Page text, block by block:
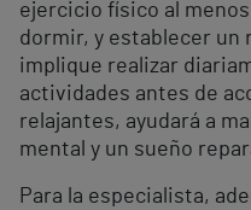
ejercicio físico al
dormir, y establecer un
implique realizar
actividades antes de
relajantes, ayudará a
mental y un sueño
Para la especialista,